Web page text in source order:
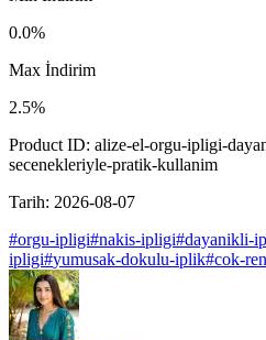
0.0%
Max İndirim
2.5%
Product ID: alize-el-orgu-ipligi-
secenekleriyle-pratik-kullanim
Tarih: 2026-08-07
#orgu-ipligi#nakis-ipligi#dayanikli-
ipligi#yumusak-dokulu-iplik#cok-